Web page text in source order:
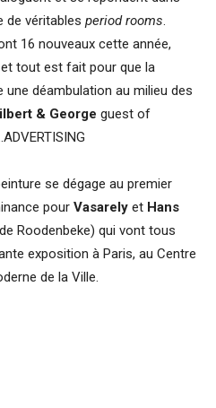
de véritables period rooms
16 nouveaux cette année,
et tout est fait pour que la
déambulation au milieu des
& George guest of
se dégage au premier
pour Vasarely et Hans
Roodenbeke) qui vont tous
exposition à Paris, au Centre
de la Ville.